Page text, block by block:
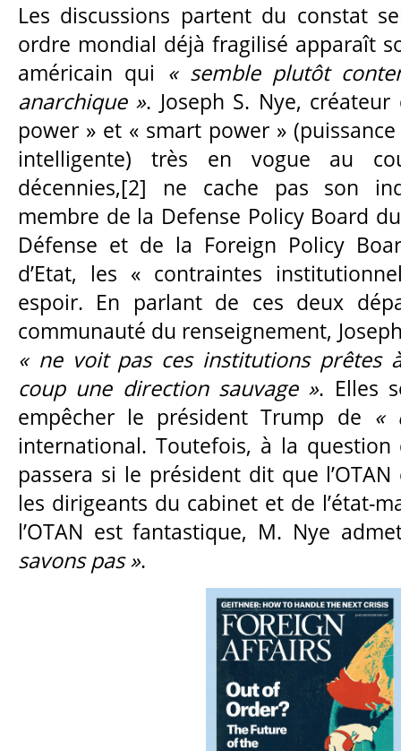
Les discussions partent du constat
ordre mondial déjà fragilisé apparaît
américain qui « semble plutôt
anarchique ». Joseph S. Nye,
power » et « smart power »
intelligente) très en vogue au
décennies,[2] ne cache pas son
membre de la Defense Policy Board
Défense et de la Foreign Policy
d’Etat, les « contraintes
espoir. En parlant de ces deux
communauté du renseignement,
« ne voit pas ces institutions prêtes
coup une direction sauvage ». Elles
empêcher le président Trump de «
international. Toutefois, à la
passera si le président dit que
les dirigeants du cabinet et de l’état-
l’OTAN est fantastique, M. Nye
savons pas ».